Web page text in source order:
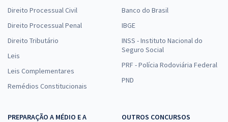
Direito Processual Civil
Direito Processual Penal
Direito Tributário
Leis
Leis Complementares
Remédios Constitucionais
Banco do Brasil
IBGE
INSS - Instituto Nacional do
Seguro Social
PRF - Polícia Rodoviária Federal
PND
PREPARAÇÃO A MÉDIO E A
OUTROS CONCURSOS